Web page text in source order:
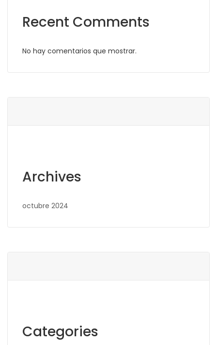
Recent Comments
No hay comentarios que mostrar.
Archives
octubre 2024
Categories